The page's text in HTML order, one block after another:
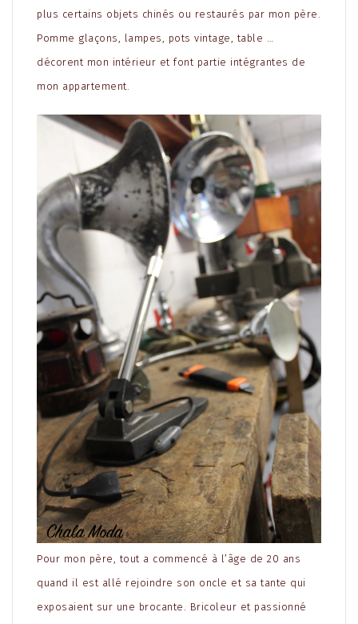
plus certains objets chinés ou restaurés par mon père.
Pomme glaçons, lampes, pots vintage, table …
décorent mon intérieur et font partie intégrantes de
mon appartement.
Pour mon père, tout a commencé à l’âge de 20 ans
quand il est allé rejoindre son oncle et sa tante qui
exposaient sur une brocante. Bricoleur et passionné